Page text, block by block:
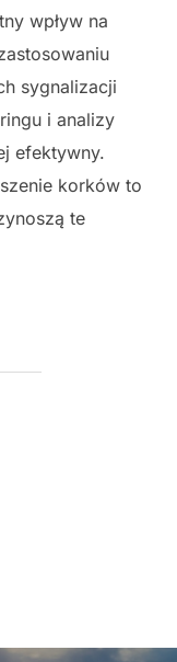
wpływ na
sygnalizacji
i analizy
efektywny.
korków to
te